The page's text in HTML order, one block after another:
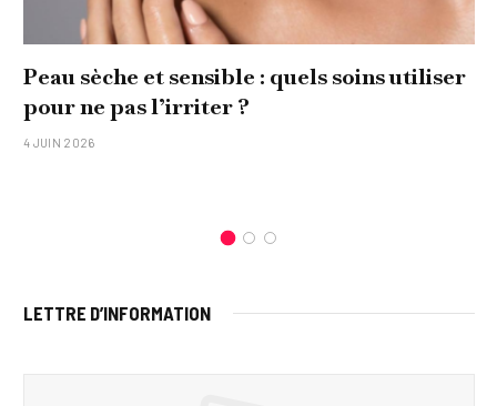
Peau sèche et sensible : quels soins utiliser
pour ne pas l’irriter ?
4 JUIN 2026
LETTRE D’INFORMATION